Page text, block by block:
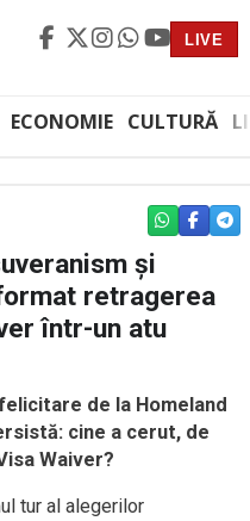
LIVE
ECONOMIE CULTURĂ
WHATSAPP
și
retragerea
într-un atu
de la Homeland
cine a cerut, de
Waiver?
tur al alegerilor